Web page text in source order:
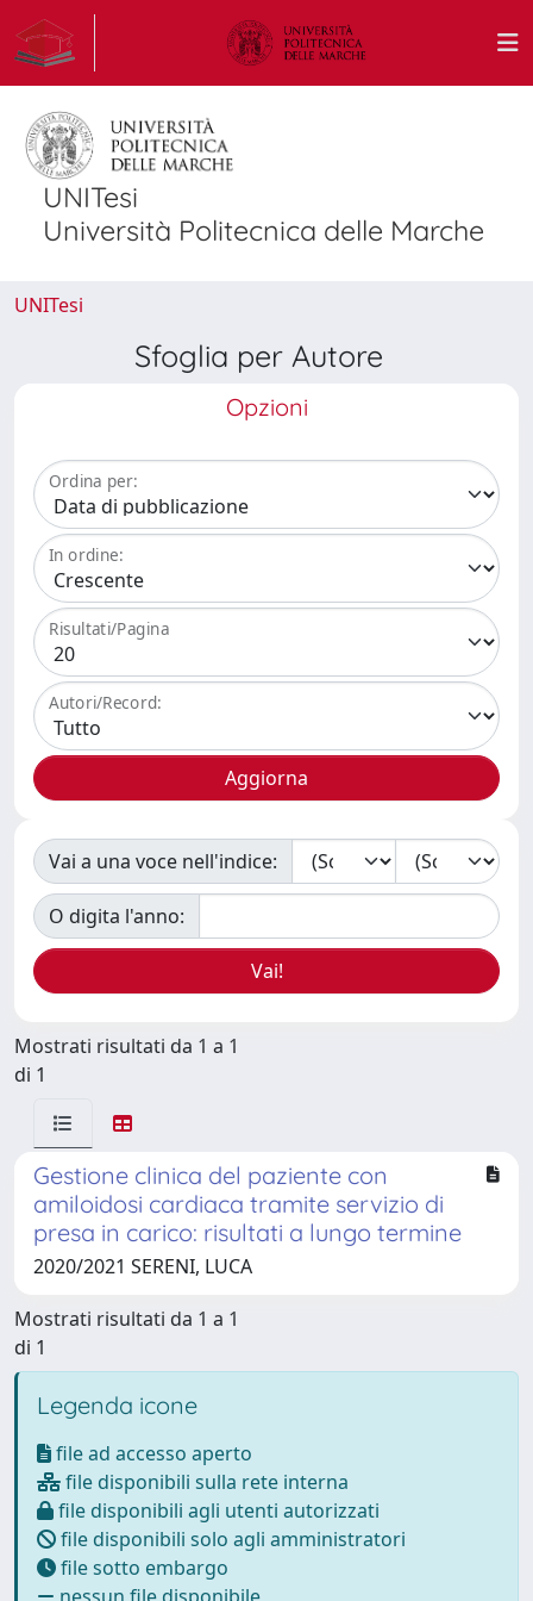
UNITesi
Università Politecnica delle Marche
UNITesi
Sfoglia per Autore
Opzioni
Ordina per:
In ordine:
Risultati/Pagina
Autori/Record:
Vai a una voce nell'indice:
O digita l'anno:
Mostrati risultati da 1 a 1
di 1
Gestione clinica del paziente con
amiloidosi cardiaca tramite servizio di
presa in carico: risultati a lungo termine
2020/2021 SERENI, LUCA
Mostrati risultati da 1 a 1
di 1
Legenda icone
file ad accesso aperto
file disponibili sulla rete interna
file disponibili agli utenti autorizzati
file disponibili solo agli amministratori
file sotto embargo